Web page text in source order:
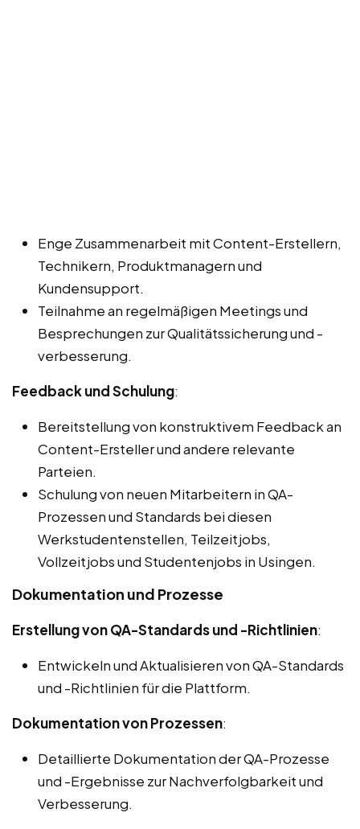
Enge Zusammenarbeit mit Content-Erstellern,
Technikern, Produktmanagern und
Kundensupport.
Teilnahme an regelmäßigen Meetings und
Besprechungen zur Qualitätssicherung und -
verbesserung.
Feedback und Schulung:
Bereitstellung von konstruktivem Feedback an
Content-Ersteller und andere relevante
Parteien.
Schulung von neuen Mitarbeitern in QA-
Prozessen und Standards bei diesen
Werkstudentenstellen, Teilzeitjobs,
Vollzeitjobs und Studentenjobs in Usingen.
Dokumentation und Prozesse
Erstellung von QA-Standards und -Richtlinien:
Entwickeln und Aktualisieren von QA-Standards
und -Richtlinien für die Plattform.
Dokumentation von Prozessen:
Detaillierte Dokumentation der QA-Prozesse
und -Ergebnisse zur Nachverfolgbarkeit und
Verbesserung.